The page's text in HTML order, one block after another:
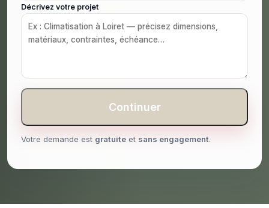
Décrivez votre projet
Continuer
Votre demande est gratuite et sans engagement.